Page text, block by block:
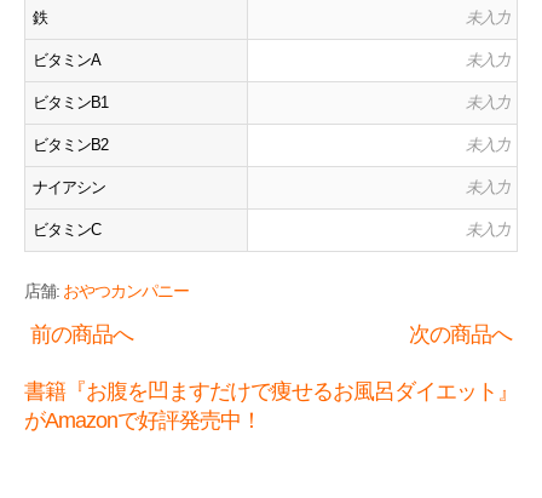
鉄 未入力
ビタミンA 未入力
ビタミンB1 未入力
ビタミンB2 未入力
ナイアシン 未入力
ビタミンC 未入力
店舗: おやつカンパニー
前の商品へ 次の商品へ
書籍『お腹を凹ますだけで痩せるお風呂ダイエット』
がAmazonで好評発売中！